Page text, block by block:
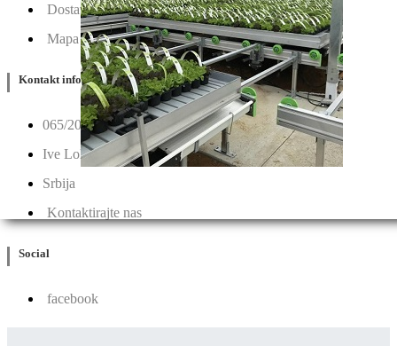
Dostava & Povraćaj
Mapa
Kontakt info
065/202-52-02
Ive Lole Ribara 65, 22406 Irig
Srbija
Kontaktirajte nas
Social
facebook